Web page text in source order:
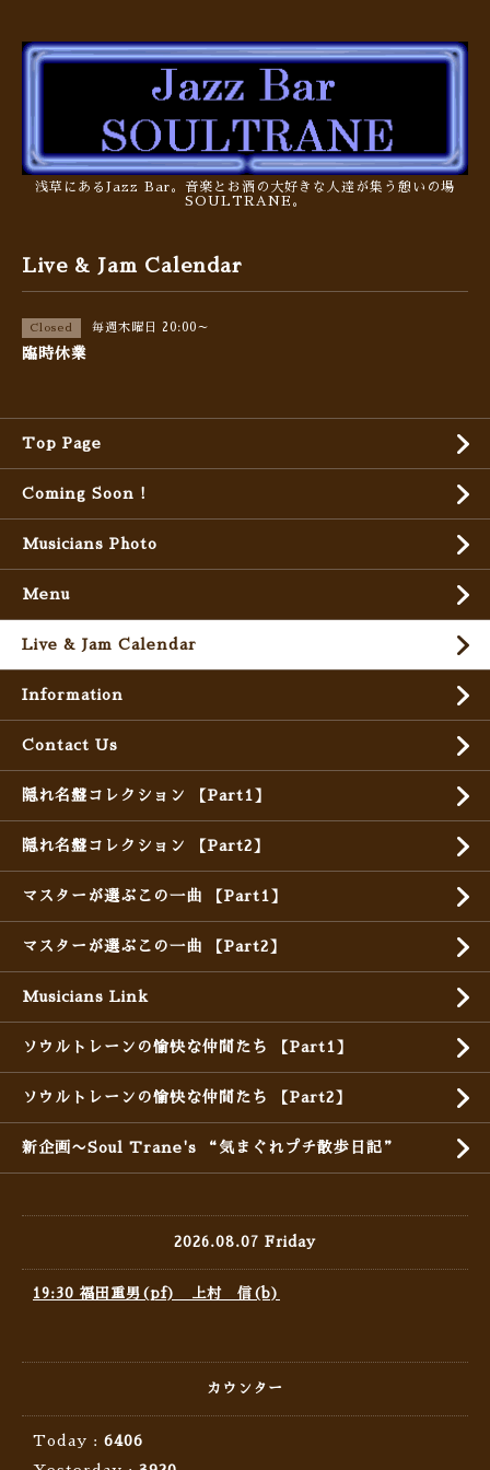
浅草にあるJazz Bar。音楽とお酒の大好きな人達が集う憩いの場
SOULTRANE。
Live & Jam Calendar
Closed 毎週木曜日 20:00～
臨時休業
Top Page
Coming Soon !
Musicians Photo
Menu
Live & Jam Calendar
Information
Contact Us
隠れ名盤コレクション 【Part1】
隠れ名盤コレクション 【Part2】
マスターが選ぶこの一曲 【Part1】
マスターが選ぶこの一曲 【Part2】
Musicians Link
ソウルトレーンの愉快な仲間たち 【Part1】
ソウルトレーンの愉快な仲間たち 【Part2】
新企画〜Soul Trane's “気まぐれプチ散歩日記”
2026.08.07 Friday
19:30 福田重男(pf) 上村 信(b)
カウンター
Today : 6406